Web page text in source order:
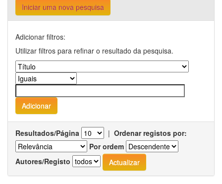
Iniciar uma nova pesquisa
Adicionar filtros:
Utilizar filtros para refinar o resultado da pesquisa.
Resultados/Página | Ordenar registos por:
Por ordem
Autores/Registo